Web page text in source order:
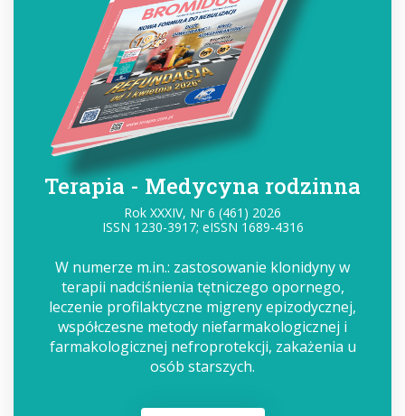
Terapia - Medycyna rodzinna
Rok XXXIV, Nr 6 (461) 2026
ISSN 1230-3917; eISSN 1689-4316
W numerze m.in.: zastosowanie klonidyny w
terapii nadciśnienia tętniczego opornego,
leczenie profilaktyczne migreny epizodycznej,
współczesne metody niefarmakologicznej i
farmakologicznej nefroprotekcji, zakażenia u
osób starszych.